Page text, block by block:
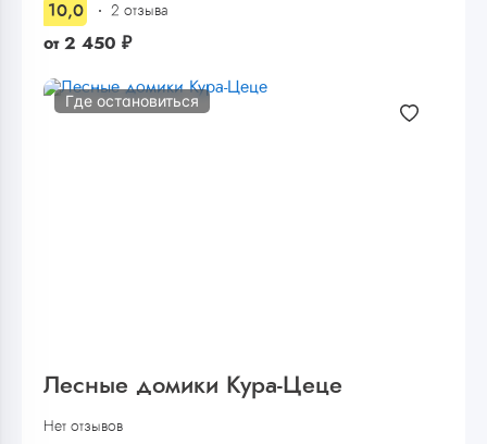
10,0 2 отзыва
от 2 450 ₽
Где остановиться
Лесные домики Кура-Цеце
Нет отзывов